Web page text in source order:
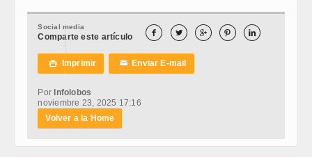
Social media
Comparte este artículo     
 Imprimir ✉Enviar E-mail
Por Infolobos
noviembre 23, 2025 17:16
Volver a la Home